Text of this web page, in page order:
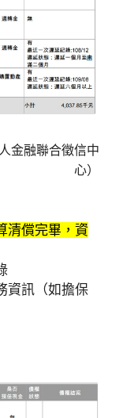
金融聯合徵信中
心）
清償完畢，資
資訊（如擔保